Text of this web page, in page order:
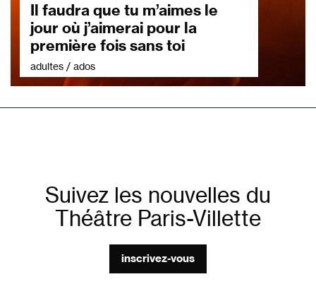
Il faudra que tu m’aimes le
jour où j’aimerai pour la
première fois sans toi
adultes / ados
Suivez les nouvelles du
Théâtre Paris-Villette
inscrivez-vous